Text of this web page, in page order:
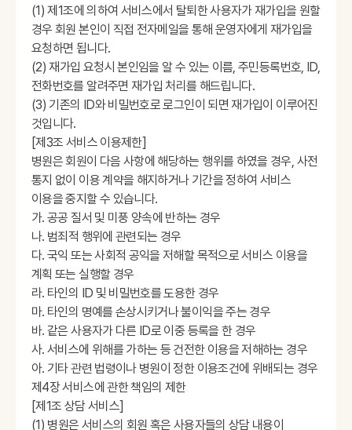
(1) 제1조에 의하여 서비스에서 탈퇴한 사용자가 재가입을 원할
경우 회원 본인이 직접 전자메일을 통해 운영자에게 재가입을
요청하면 됩니다.
(2) 재가입 요청시 본인임을 알 수 있는 이름, 주민등록번호, ID,
전화번호를 알려주면 재가입 처리를 해드립니다.
(3) 기존의 ID와 비밀번호로 로그인이 되면 재가입이 이루어진
것입니다.
[제3조 서비스 이용제한]
병원은 회원이 다음 사항에 해당하는 행위를 하였을 경우, 사전
통지 없이 이용 계약을 해지하거나 기간을 정하여 서비스
이용을 중지할 수 있습니다.
가. 공공 질서 및 미풍 양속에 반하는 경우
나. 범죄적 행위에 관련되는 경우
다. 국익 또는 사회적 공익을 저해할 목적으로 서비스 이용을
계획 또는 실행할 경우
라. 타인의 ID 및 비밀번호를 도용한 경우
마. 타인의 명예를 손상시키거나 불이익을 주는 경우
바. 같은 사용자가 다른 ID로 이중 등록을 한 경우
사. 서비스에 위해를 가하는 등 건전한 이용을 저해하는 경우
아. 기타 관련 법령이나 병원이 정한 이용조건에 위배되는 경우
제4장 서비스에 관한 책임의 제한
[제1조 상담 서비스]
(1) 병원은 서비스의 회원 혹은 사용자들의 상담 내용이